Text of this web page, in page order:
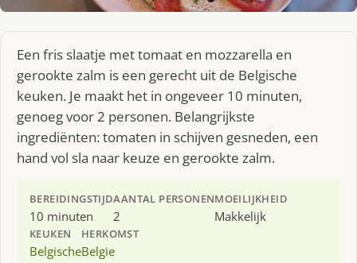
Een fris slaatje met tomaat en mozzarella en
gerookte zalm is een gerecht uit de Belgische
keuken. Je maakt het in ongeveer 10 minuten,
genoeg voor 2 personen. Belangrijkste
ingrediënten: tomaten in schijven gesneden, een
hand vol sla naar keuze en gerookte zalm.
BEREIDINGSTIJD
10 minuten
AANTAL PERSONEN
2
MOEILIJKHEID
Makkelijk
KEUKEN
Belgische
HERKOMST
Belgie